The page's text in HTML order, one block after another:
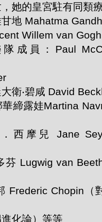
她的皇宮駐有同類
地 Mahatma
Willem van Gogh
成員：Paul
衛‧碧咸 David
締露娃Martina
西摩兒 Jane
芬 Lugwig van
Frederic Chopin（
化論）等等